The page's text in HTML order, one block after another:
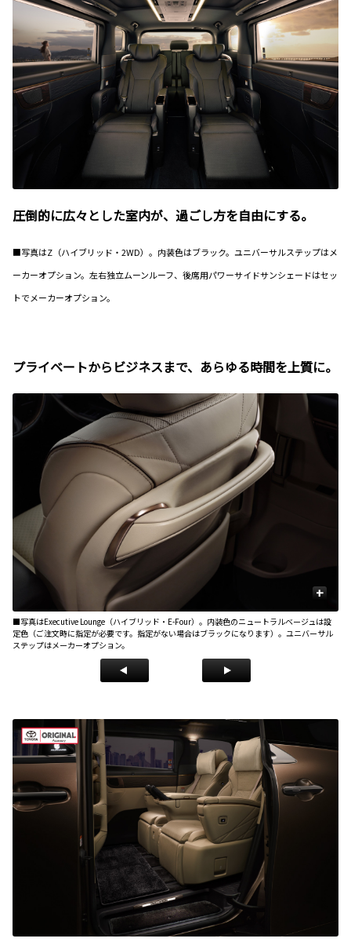
圧倒的に広々とした室内が、過ごし方を自由にする。
■写真はZ（ハイブリッド・2WD）。内装色はブラック。ユニバーサルステップはメ
ーカーオプション。左右独立ムーンルーフ、後席用パワーサイドサンシェードはセッ
トでメーカーオプション。
プライベートからビジネスまで、あらゆる時間を上質に。
+
■写真はExecutive Lounge（ハイブリッド・E-Four）。内装色のニュートラルベージュは設
定色（ご注文時に指定が必要です。指定がない場合はブラックになります）。ユニバーサル
ステップはメーカーオプション。